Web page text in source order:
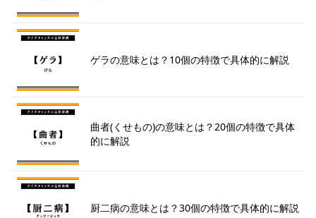
ゲラの意味とは？10個の特徴で具体的に解説
曲者(くせもの)の意味とは？20個の特徴で具体
的に解説
厨二病の意味とは？30個の特徴で具体的に解説